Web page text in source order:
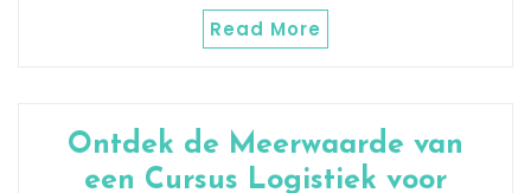
Read More
Ontdek de Meerwaarde van
een Cursus Logistiek voor